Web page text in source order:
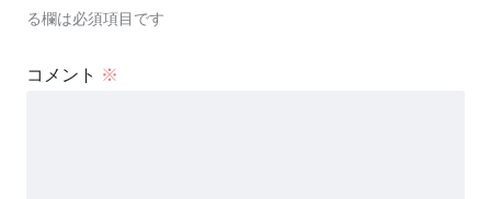
る欄は必須項目です
コメント ※